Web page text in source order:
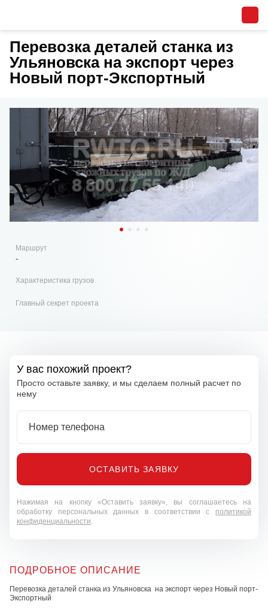
Перевозка деталей станка из
Ульяновска на экспорт через
Новый порт-Экспортный
Маршрут
-
Характеристика грузов
Главный секрет проекта
ПОДРОБНОЕ ОПИСАНИЕ
Перевозка деталей станка из Ульяновска на экспорт через Новый порт-
Экспортный
У вас похожий проект?
Просто оставьте заявку, и мы сделаем полный расчет по
нему
Номер телефона
ОСТАВИТЬ ЗАЯВКУ
Нажимая на кнопку «Оставить заявку», вы соглашаетесь на
обработку персональных данных в соответствии с политикой
конфиденциальности.